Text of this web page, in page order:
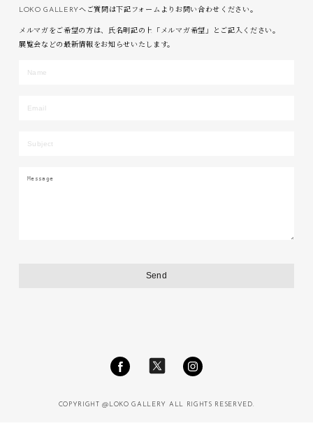
LOKO GALLERYへご質問は下記フォームよりお問い合わせください。
メルマガをご希望の方は、氏名明記の上「メルマガ希望」とご記入ください。
展覧会などの最新情報をお知らせいたします。
COPYRIGHT @LOKO GALLERY ALL RIGHTS RESERVED.